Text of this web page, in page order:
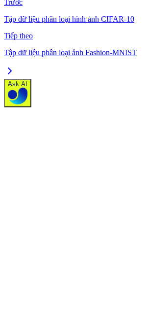
Trước
Tập dữ liệu phân loại hình ảnh CIFAR-10
Tiếp theo
Tập dữ liệu phân loại ảnh Fashion-MNIST
Ask AI